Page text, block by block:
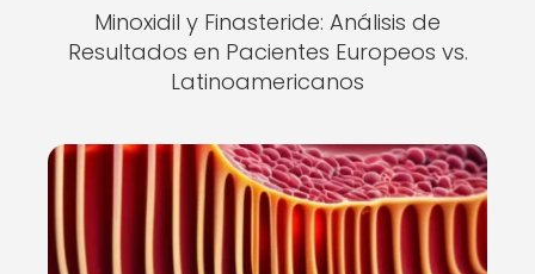
Minoxidil y Finasteride: Análisis de
Resultados en Pacientes Europeos vs.
Latinoamericanos